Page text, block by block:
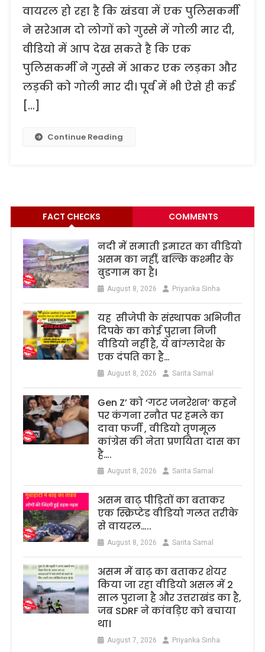
वायरल हो रहा है कि खंडवा में एक पुलिसकर्मी
ने सरेआम दो लोगों को गुस्से में गोली मार दी,
वीडियो में आप देख सकते है कि एक
पुलिसकर्मी ने गुस्से में आकर एक लड़का और
लड़की को गोली मार दी। पूर्व में भी ऐसे ही कई
[…]
Continue Reading
FACT CHECKS COMMENTS
नदी में समाती इमारत का वीडियो
असम का नहीं, बल्कि कश्मीर के
बुडगाम का है।
August 8, 2026 Priyanka Sinha
यह सीजेपी के संस्थापक अभिजीत
दिपके का कोई पुराना निजी
वीडियो नहीं है, ये बांग्लादेश के
एक दंपति का है…
August 8, 2026 Sarita Samal
Gen Z’ को ‘गटर जनरेशन’ कहने
पर कंगना रनौत पर हमले का
दावा फर्जी , वीडियो तृणमूल
कांग्रेस की नेता प्रणयिता दास का
है….
August 8, 2026 Sarita Samal
असम बाढ़ पीड़ितों का बताकर
एक स्क्रिप्टेड वीडियो गलत तरीके
से वायरल…..
August 8, 2026 Sarita Samal
असम में बाढ़ का बताकर शेयर
किया जा रहा वीडियो असल में 2
साल पुराना है और उत्तराखंड का है,
जब SDRF ने कांवड़िए को बचाया
था।
August 7, 2026 Priyanka Sinha